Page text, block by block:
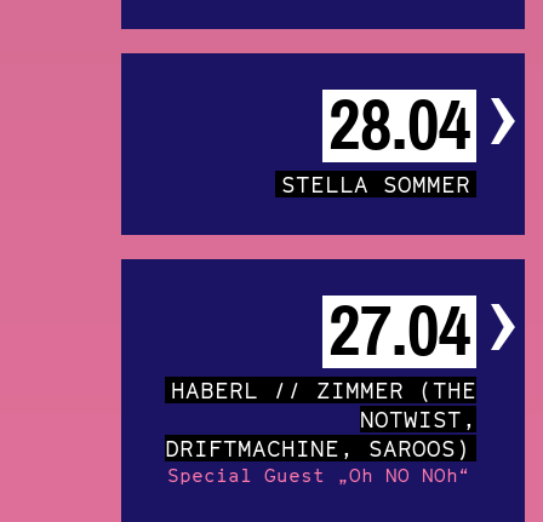
28.04
STELLA SOMMER
27.04
HABERL // ZIMMER (THE
NOTWIST,
DRIFTMACHINE, SAROOS)
Special Guest „Oh NO NOh“